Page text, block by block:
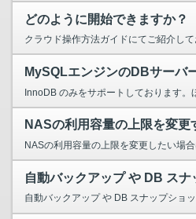
どのように開始できますか？